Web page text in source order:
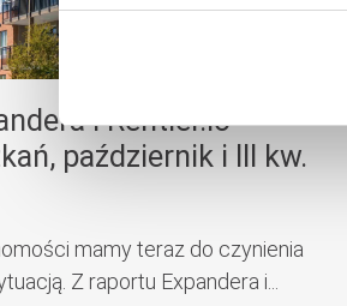
i Rentier.io –
październik i III kw.
mamy teraz do czynienia
Z raportu Expandera i...